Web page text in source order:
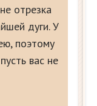
отрезка
дуги. У
поэтому
вас не